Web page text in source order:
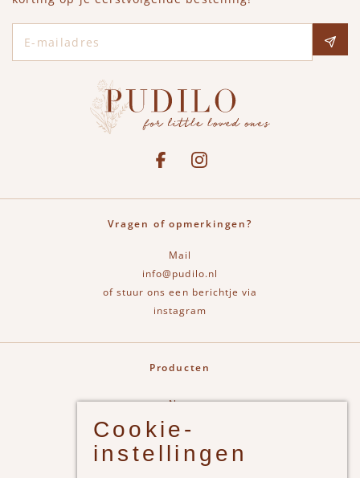
See our FacebookBekijk onze Instagram pagina
Vragen of opmerkingen?
Mail
info@pudilo.nl
of stuur ons een berichtje via
instagram
Producten
New
Jongens
Meisjes
Cookie-
instellingen